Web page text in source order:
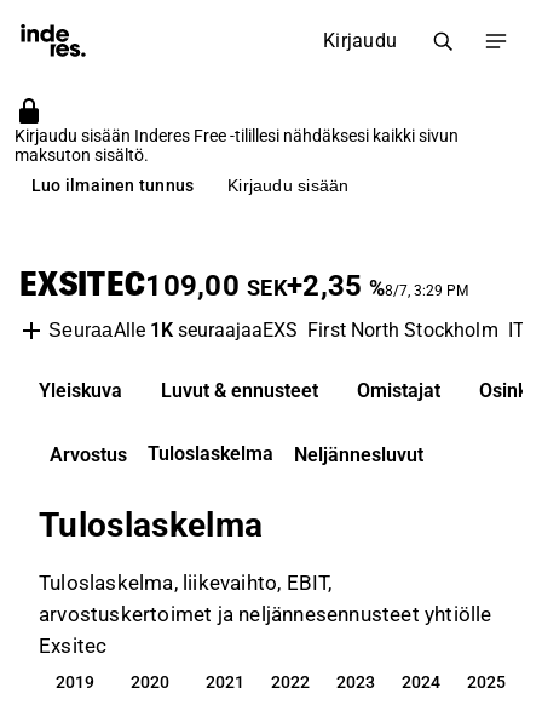
Kirjaudu
Kirjaudu sisään Inderes Free -tilillesi nähdäksesi kaikki sivun
maksuton sisältö.
Luo ilmainen tunnus
Kirjaudu sisään
EXSITEC109,00 SEK+2,35 %8/7, 3:29 PM
SeuraaAlle 1KseuraajaaEXS First North Stockholm IT
Yleiskuva Luvut & ennusteet Omistajat Osinko
Arvostus Tuloslaskelma Neljännesluvut
Tuloslaskelma
Tuloslaskelma, liikevaihto, EBIT,
arvostuskertoimet ja neljännesennusteet yhtiölle
Exsitec
2019 2020 2021 2022 2023 2024 2025
2019 2020 2021 2022 2023 2024 2025